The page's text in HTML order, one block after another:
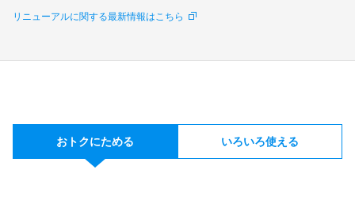
企業サイト
リニューアルに関する最新情報はこちら
おトクにためる いろいろ使える